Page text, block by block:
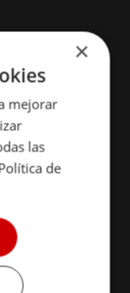
×
mejorar
las
de